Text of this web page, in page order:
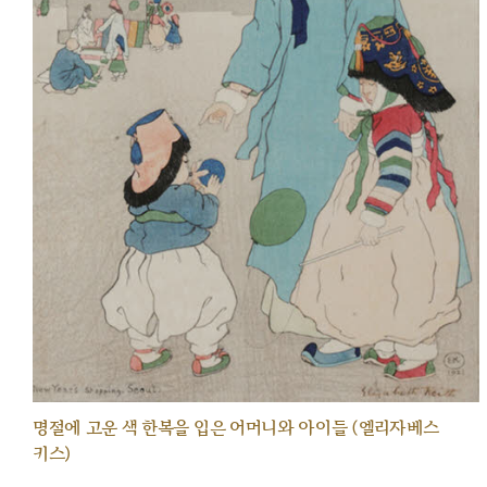
명절에 고운 색 한복을 입은 어머니와 아이들 (엘리자베스
키스)